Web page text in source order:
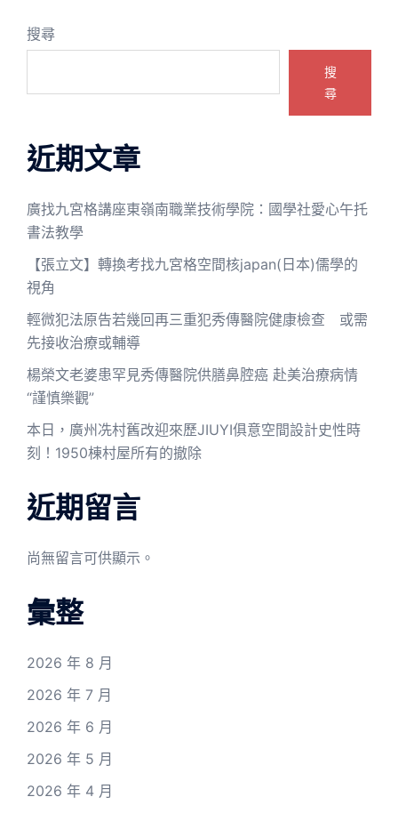
搜尋
搜
尋
近期文章
廣找九宮格講座東嶺南職業技術學院：國學社愛心午托
書法教學
【張立文】轉換考找九宮格空間核japan(日本)儒學的
視角
輕微犯法原告若幾回再三重犯秀傳醫院健康檢查 或需
先接收治療或輔導
楊榮文老婆患罕見秀傳醫院供膳鼻腔癌 赴美治療病情
“謹慎樂觀”
本日，廣州冼村舊改迎來歷JIUYI俱意空間設計史性時
刻！1950棟村屋所有的撤除
近期留言
尚無留言可供顯示。
彙整
2026 年 8 月
2026 年 7 月
2026 年 6 月
2026 年 5 月
2026 年 4 月